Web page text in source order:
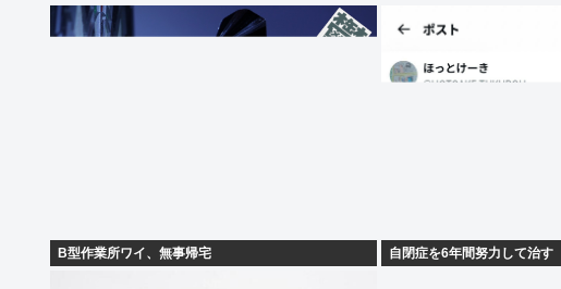
B型作業所ワイ、無事帰宅 自閉症を6年間努力して治す